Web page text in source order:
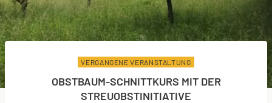
VERGANGENE VERANSTALTUNG
OBSTBAUM-SCHNITTKURS MIT DER
STREUOBSTINITIATIVE